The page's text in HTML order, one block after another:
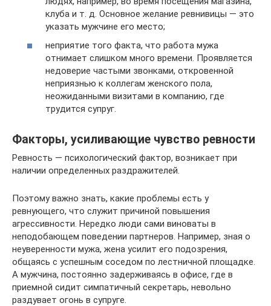
клуба и т. д. Основное желание ревнивицы — это
указать мужчине его место;
неприятие того факта, что работа мужа
отнимает слишком много времени. Проявляется
недоверие частыми звонками, откровенной
неприязнью к коллегам женского пола,
неожиданными визитами в компанию, где
трудится супруг.
Факторы, усиливающие чувство ревности
Ревность — психологический фактор, возникает при
наличии определенных раздражителей.
Поэтому важно знать, какие проблемы есть у
ревнующего, что служит причиной повышения
агрессивности. Нередко люди сами виноваты в
неподобающем поведении партнеров. Например, зная о
неуверенности мужа, жена усилит его подозрения,
общаясь с успешным соседом по лестничной площадке.
А мужчина, постоянно задерживаясь в офисе, где в
приемной сидит симпатичный секретарь, невольно
раздувает огонь в супруге.